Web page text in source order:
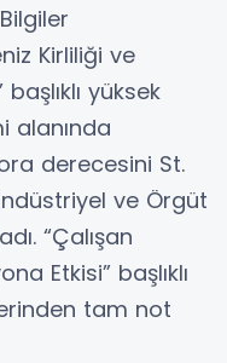
Kirliliği ve
yüksek
alanında
derecesini St.
ve Örgüt
“Çalışan
Etkisi” başlıklı
tam not